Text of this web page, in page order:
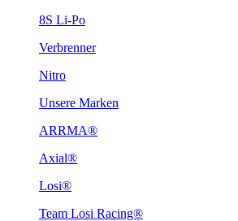
8S Li-Po
Verbrenner
Nitro
Unsere Marken
ARRMA®
Axial®
Losi®
Team Losi Racing®